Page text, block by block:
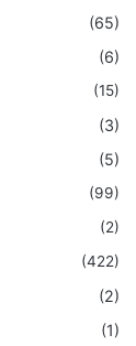
(65)
(6)
(15)
(3)
(5)
(99)
(2)
(422)
(2)
(1)